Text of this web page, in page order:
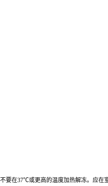
要在37℃或更高的温度加热解冻。应在